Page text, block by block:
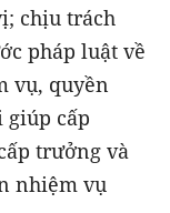
chịu trách
pháp luật về
vụ, quyền
giúp cấp
trưởng và
nhiệm vụ